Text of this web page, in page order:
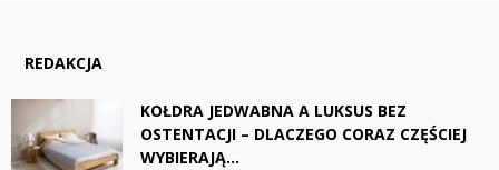
REDAKCJA
KOŁDRA JEDWABNA A LUKSUS BEZ
OSTENTACJI – DLACZEGO CORAZ CZĘŚCIEJ
WYBIERAJĄ...